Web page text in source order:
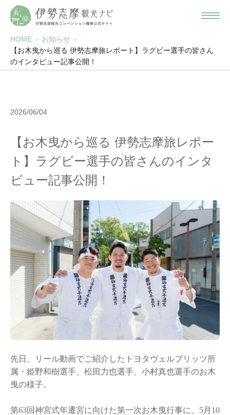
HOME
お知らせ
【お木曳から巡る 伊勢志摩旅レポート】ラグビー選手の皆さん
のインタビュー記事公開！
2026/06/04
【お木曳から巡る 伊勢志摩旅レポー
ト】ラグビー選手の皆さんのインタ
ビュー記事公開！
先日、リール動画でご紹介したトヨタヴェルブリッツ所
属・姫野和樹選手、松田力也選手、小村真也選手のお木
曳の様子。
第63回神宮式年遷宮に向けた第一次お木曳行事に、5月10